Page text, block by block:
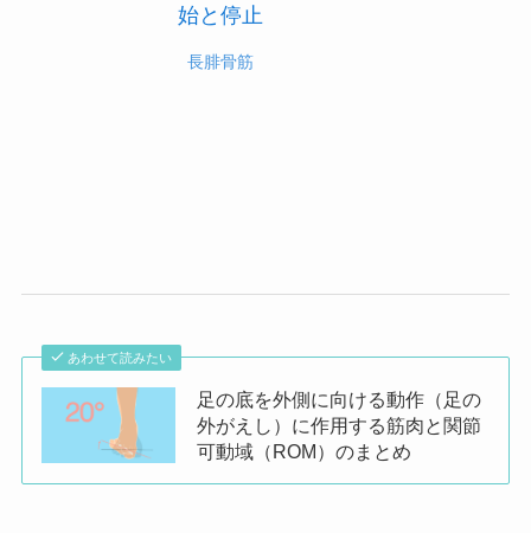
長腓骨筋
あわせて読みたい
足の底を外側に向ける動作（足の
外がえし）に作用する筋肉と関節
可動域（ROM）のまとめ